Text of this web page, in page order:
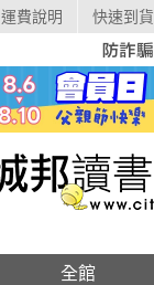
運費說明 快速到貨
全館